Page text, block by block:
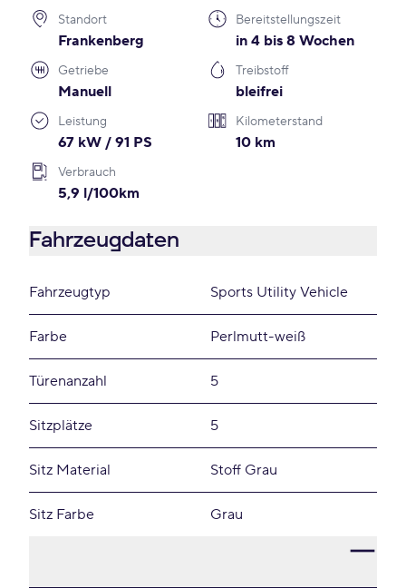
Standort
Frankenberg
Bereitstellungszeit
in 4 bis 8 Wochen
Getriebe
Manuell
Treibstoff
bleifrei
Leistung
67 kW / 91 PS
Kilometerstand
10 km
Verbrauch
5,9 l/100km
Fahrzeugdaten
Fahrzeugtyp Sports Utility Vehicle
Farbe Perlmutt-weiß
Türenanzahl 5
Sitzplätze 5
Sitz Material Stoff Grau
Sitz Farbe Grau